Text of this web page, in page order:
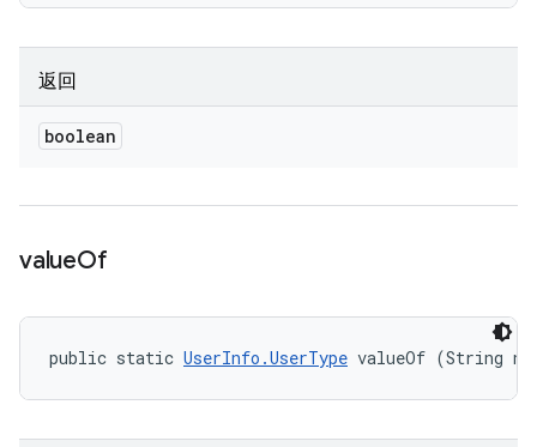
返回
boolean
valueOf
public static UserInfo.UserType valueOf (String